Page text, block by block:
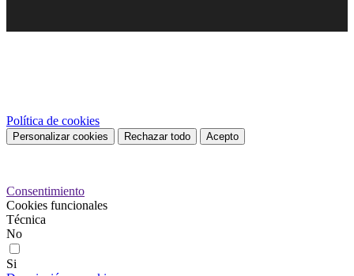
Política de cookies
Personalizar cookies Rechazar todo Acepto
Consentimiento
Cookies funcionales
Técnica
No
Si